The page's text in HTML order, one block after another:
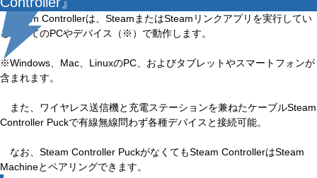
Steam Controllerは、SteamまたはSteamリンクアプリを実行してい
るすべてのPCやデバイス（※）で動作します。
※Windows、Mac、LinuxのPC、およびタブレットやスマートフォンが
含まれます。
また、ワイヤレス送信機と充電ステーションを兼ねたケーブルSteam
Controller Puckで有線無線問わず各種デバイスと接続可能。
なお、Steam Controller PuckがなくてもSteam ControllerはSteam
Machineとペアリングできます。